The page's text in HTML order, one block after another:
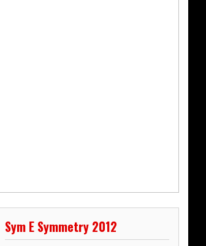
Sym E Symmetry 2012